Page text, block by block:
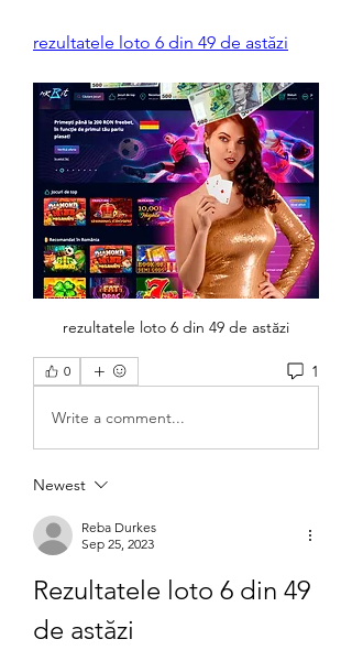
rezultatele loto 6 din 49 de astăzi
rezultatele loto 6 din 49 de astăzi
0 1
Write a comment...
Newest
Reba Durkes
Sep 25, 2023
Rezultatele loto 6 din 49
de astăzi